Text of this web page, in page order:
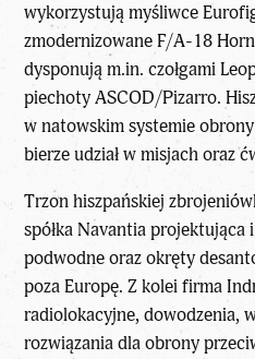
wykorzystują myśliwce
zmodernizowane F/A-18
dysponują m.in. czołgami
piechoty ASCOD/Pizarro.
w natowskim systemie
bierze udział w misjach oraz
Trzon hiszpańskiej
spółka Navantia
podwodne oraz okręty
poza Europę. Z kolei firma
radiolokacyjne, dowodzenia,
rozwiązania dla obrony